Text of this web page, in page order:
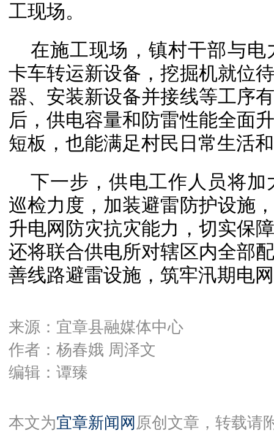
工现场。
在施工现场，镇村干部与
卡车转运新设备，挖掘机就位
器、安装新设备并接线等工序
后，供电容量和防雷性能全面
短板，也能满足村民日常生活
下一步，供电工作人员将
巡检力度，加装避雷防护设施
升电网防灾抗灾能力，切实保
还将联合供电所对辖区内全部
善线路避雷设施，筑牢汛期电
来源：宜章县融媒体中心
作者：杨春娥 周泽文
编辑：谭臻
本文为宜章新闻网 原创文章，转载请